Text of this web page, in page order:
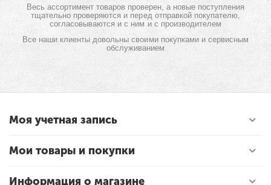
Весь ассортимент товаров проверен, а новые поступления
тщательно проверяются и перед отправкой покупателю,
согласовываются и с ним и с производителем
Все наши клиенты довольны своими покупками и сервисным
обслуживанием
Моя учетная запись
Мои товары и покупки
Информация о магазине